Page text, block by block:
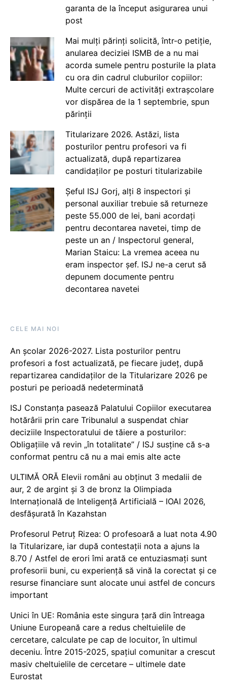
garanta de la început asigurarea unui
post
Mai mulți părinți solicită, într-o petiție,
anularea deciziei ISMB de a nu mai
acorda sumele pentru posturile la plata
cu ora din cadrul cluburilor copiilor:
Multe cercuri de activități extrașcolare
vor dispărea de la 1 septembrie, spun
părinții
Titularizare 2026. Astăzi, lista
posturilor pentru profesori va fi
actualizată, după repartizarea
candidaților pe posturi titularizabile
Șeful ISJ Gorj, alți 8 inspectori și
personal auxiliar trebuie să returneze
peste 55.000 de lei, bani acordați
pentru decontarea navetei, timp de
peste un an / Inspectorul general,
Marian Staicu: La vremea aceea nu
eram inspector șef. ISJ ne-a cerut să
depunem documente pentru
decontarea navetei
CELE MAI NOI
An școlar 2026-2027. Lista posturilor pentru
profesori a fost actualizată, pe fiecare județ, după
repartizarea candidaților de la Titularizare 2026 pe
posturi pe perioadă nedeterminată
ISJ Constanța pasează Palatului Copiilor executarea
hotărârii prin care Tribunalul a suspendat chiar
deciziile Inspectoratului de tăiere a posturilor:
Obligațiile vă revin „în totalitate” / ISJ susține că s-a
conformat pentru că nu a mai emis alte acte
ULTIMĂ ORĂ Elevii români au obținut 3 medalii de
aur, 2 de argint și 3 de bronz la Olimpiada
Internațională de Inteligență Artificială – IOAI 2026,
desfășurată în Kazahstan
Profesorul Petruț Rizea: O profesoară a luat nota 4.90
la Titularizare, iar după contestații nota a ajuns la
8.70 / Astfel de erori îmi arată ce entuziasmați sunt
profesorii buni, cu experiență să vină la corectat și ce
resurse financiare sunt alocate unui astfel de concurs
important
Unici în UE: România este singura țară din întreaga
Uniune Europeană care a redus cheltuielile de
cercetare, calculate pe cap de locuitor, în ultimul
deceniu. Între 2015-2025, spațiul comunitar a crescut
masiv cheltuielile de cercetare – ultimele date
Eurostat